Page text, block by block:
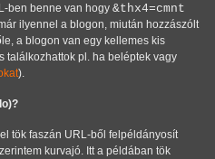
ben benne van hogy &thx4=cmnt
ilyennel a blogon, miután hozzászólt
a blogon van egy kellemes kis
találkozhattok pl. ha beléptek vagy
).
tök faszán URL-ből felpéldányosít
kurvajó. Itt a példában tök